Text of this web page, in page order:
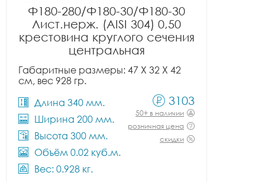
Ф180-280/Ф180-30/Ф180-30
Лист.нерж. (AISI 304) 0,50
крестовина круглого сечения
центральная
Габаритные размеры: 47 X 32 X 42
см, вес 928 гр.
Длина 340 мм.
Ширина 200 мм.
Высота 300 мм.
Объём 0.02 куб.м.
Вес: 0.928 кг.
3103
50+ в наличии
розничная цена
скидки